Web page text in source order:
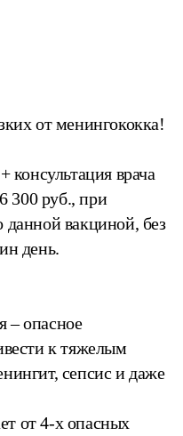
от менингококка!
консультация врача
300 руб., при
данной вакциной, без
день.
– опасное
к тяжелым
сепсис и даже
от 4-х опасных